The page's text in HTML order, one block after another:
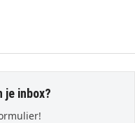
je inbox?